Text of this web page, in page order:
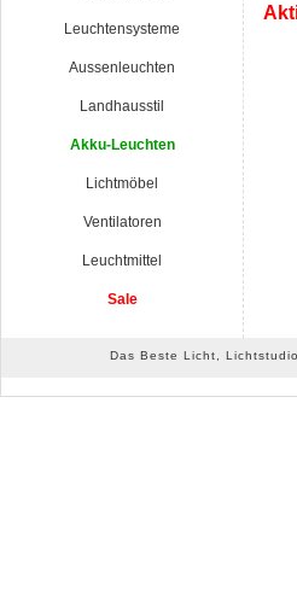
Leuchtensysteme
Aussenleuchten
Landhausstil
Akku-Leuchten
Lichtmöbel
Ventilatoren
Leuchtmittel
Sale
Das Beste Licht,